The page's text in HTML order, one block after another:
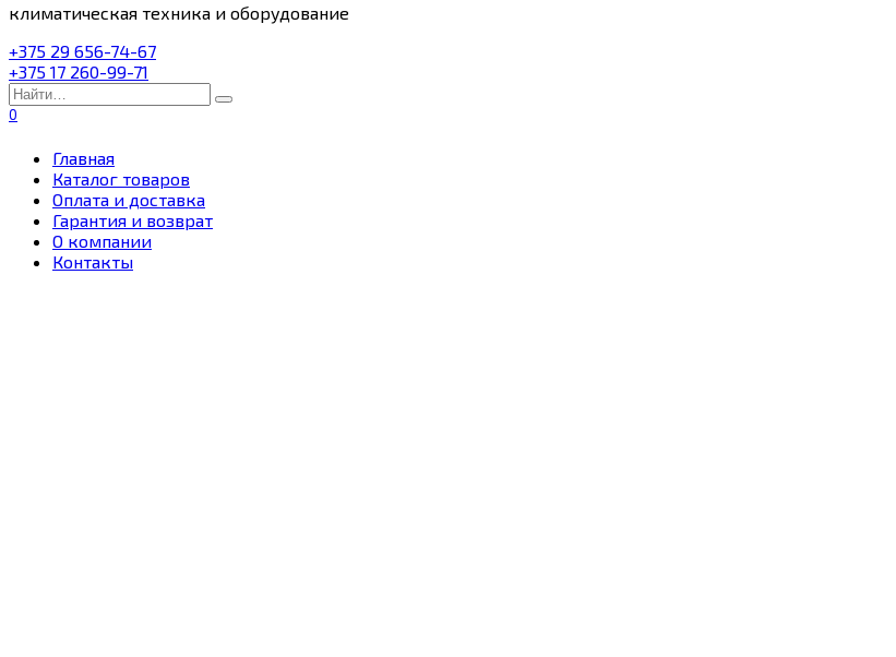
климатическая техника и оборудование
+375 29 656-74-67
+375 17 260-99-71
Search
for:
0
Главная
Каталог товаров
Оплата и доставка
Гарантия и возврат
О компании
Контакты